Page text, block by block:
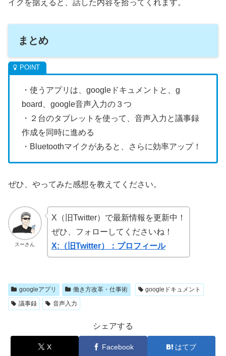
イクを据えると、話した内容を拾ってくれます。
まとめ
・使うアプリは、googleドキュメントと、g
board、google音声入力の３つ
・２台のタブレットを使って、音声入力と議事録
作成を同時に進める
・Bluetoothマイクがあると、さらに効率アップ！
ぜひ、やってみた感想を教えてください。
スーさん
X（旧Twitter）で最新情報を更新中！
ぜひ、フォローしてくださいね！
X:（旧Twitter）：プロフィール
googleアプリ 働き方改革・仕事術
googleドキュメント
議事録
音声入力
シェアする
X Facebook はてブ